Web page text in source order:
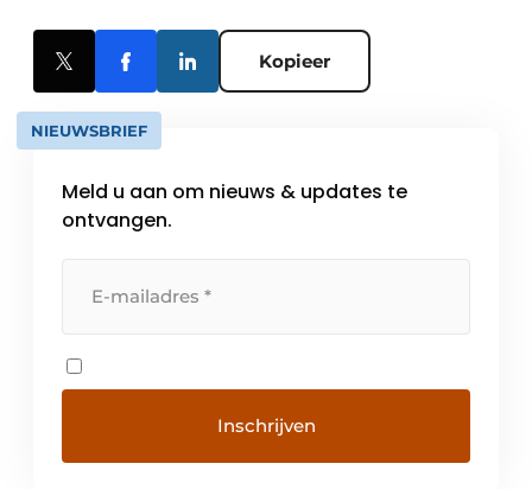
Kopieer
NIEUWSBRIEF
Meld u aan om nieuws & updates te
ontvangen.